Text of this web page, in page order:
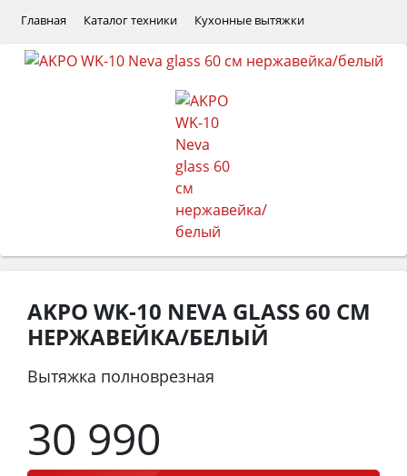
Главная Каталог техники Кухонные вытяжки
AKPO WK-10 NEVA GLASS 60 СМ
НЕРЖАВЕЙКА/БЕЛЫЙ
Вытяжка полноврезная
30 990